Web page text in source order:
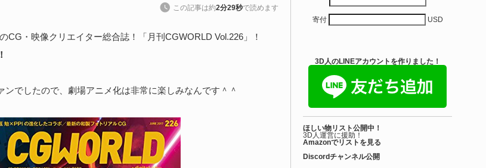
ktk.kumamoto氏によるUnity向けエフェクト教本「Unityエフェク
トレシピブック パーツを組み合わせて作れる」が2026年7月13日
に翔泳社から発売されています！
アセット-Asset
SiroinoSotai | 完全無料＆CC0 で商用利用OK
この記事は約2分29秒で読めます
CG・映像クリエイター総合誌！「月刊CGWORLD Vol.226」！
ンでしたので、劇場アニメ化は非常に楽しみなんです＾＾
寄付 USD
3D人のLINEアカウントを作りました！
ほしい物リスト公開中！
3D人運営に援助！
Amazonでリストを見る
Discordチャンネル公開